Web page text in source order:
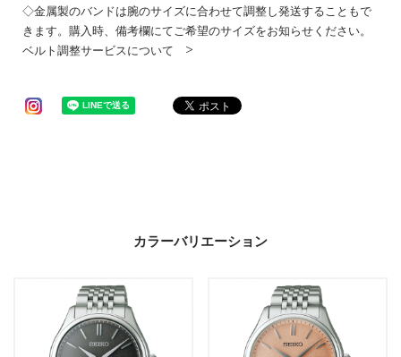
◇金属製のバンドは腕のサイズに合わせて調整し発送することもで
きます。購入時、備考欄にてご希望のサイズをお知らせください。
ベルト調整サービスについて >
カラーバリエーション